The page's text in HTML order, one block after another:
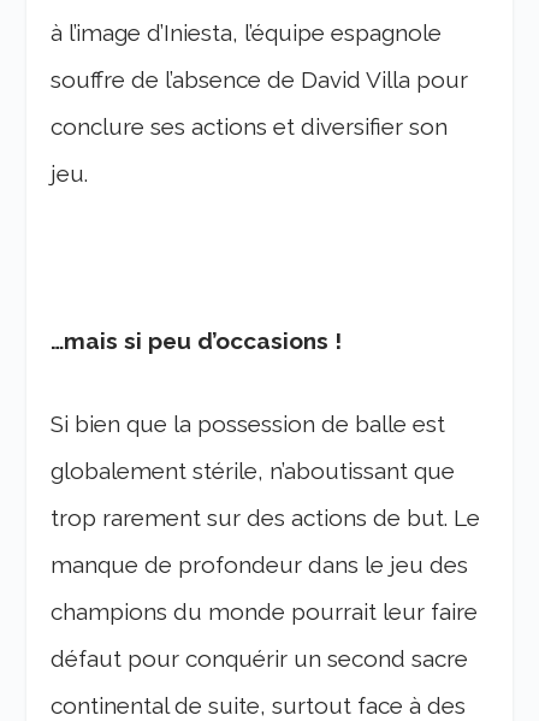
à l’image d’Iniesta, l’équipe espagnole
souffre de l’absence de David Villa pour
conclure ses actions et diversifier son
jeu.
…mais si peu d’occasions !
Si bien que la possession de balle est
globalement stérile, n’aboutissant que
trop rarement sur des actions de but. Le
manque de profondeur dans le jeu des
champions du monde pourrait leur faire
défaut pour conquérir un second sacre
continental de suite, surtout face à des